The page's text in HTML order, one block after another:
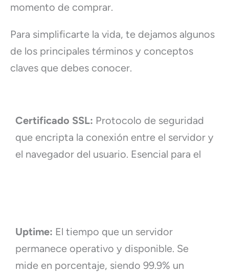
momento de comprar.
Para simplificarte la vida, te dejamos algunos
de los principales términos y conceptos
claves que debes conocer.
Certificado SSL: Protocolo de seguridad
que encripta la conexión entre el servidor y
el navegador del usuario. Esencial para el
Uptime: El tiempo que un servidor
permanece operativo y disponible. Se
mide en porcentaje, siendo 99.9% un